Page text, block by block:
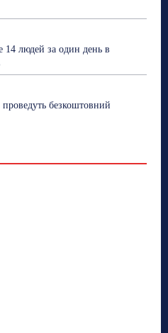
людей за один день в
безкоштовний